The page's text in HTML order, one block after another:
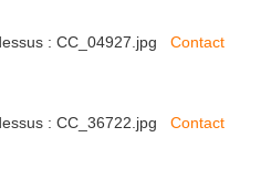
: CC_04927.jpg Contact
: CC_36722.jpg Contact